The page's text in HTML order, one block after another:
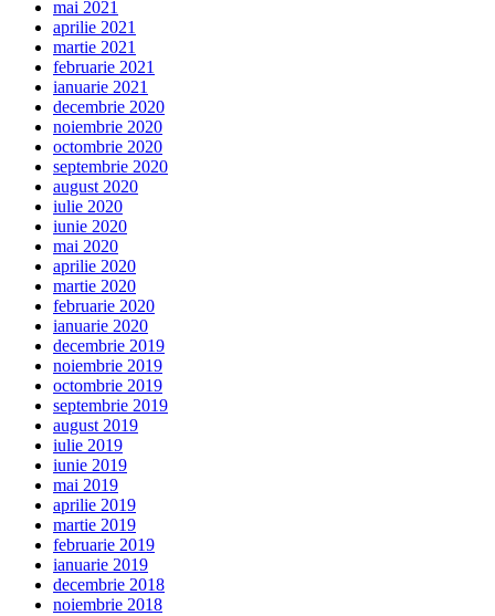
mai 2021
aprilie 2021
martie 2021
februarie 2021
ianuarie 2021
decembrie 2020
noiembrie 2020
octombrie 2020
septembrie 2020
august 2020
iulie 2020
iunie 2020
mai 2020
aprilie 2020
martie 2020
februarie 2020
ianuarie 2020
decembrie 2019
noiembrie 2019
octombrie 2019
septembrie 2019
august 2019
iulie 2019
iunie 2019
mai 2019
aprilie 2019
martie 2019
februarie 2019
ianuarie 2019
decembrie 2018
noiembrie 2018